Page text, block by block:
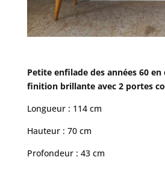
Petite enfilade des années 60 en
finition brillante avec 2 portes
Longueur : 114 cm
Hauteur : 70 cm
Profondeur : 43 cm